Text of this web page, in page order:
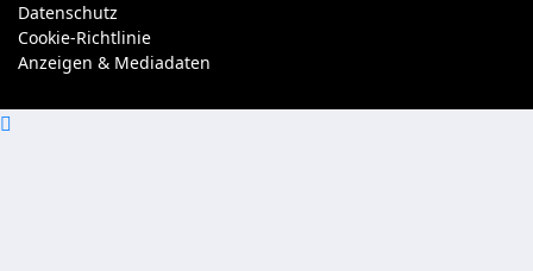
Datenschutz
Cookie-Richtlinie
Anzeigen & Mediadaten